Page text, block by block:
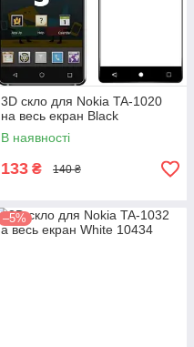
3D скло для Nokia TA-1020
на весь екран Black
В наявності
133 ₴ 140 ₴
–5%